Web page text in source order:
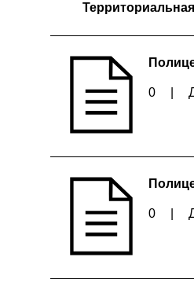
0
0